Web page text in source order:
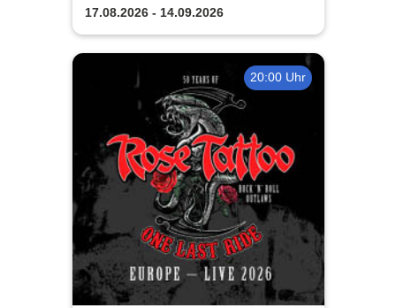
17.08.2026 - 14.09.2026
20:00 Uhr